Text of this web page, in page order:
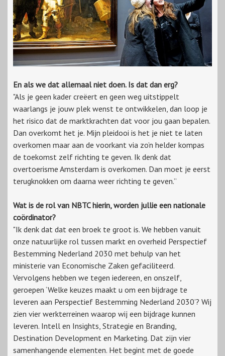
En als we dat allemaal niet doen. Is dat dan erg?
"Als je geen kader creëert en geen weg uitstippelt
waarlangs je jouw plek wenst te ontwikkelen, dan loop je
het risico dat de marktkrachten dat voor jou gaan bepalen.
Dan overkomt het je. Mijn pleidooi is het je niet te laten
overkomen maar aan de voorkant via zo’n helder kompas
de toekomst zelf richting te geven. Ik denk dat
overtoerisme Amsterdam is overkomen. Dan moet je eerst
terugknokken om daarna weer richting te geven.”
Wat is de rol van NBTC hierin, worden jullie een nationale
coördinator?
"Ik denk dat dat een broek te groot is. We hebben vanuit
onze natuurlijke rol tussen markt en overheid Perspectief
Bestemming Nederland 2030 met behulp van het
ministerie van Economische Zaken gefaciliteerd.
Vervolgens hebben we tegen iedereen, en onszelf,
geroepen ‘Welke keuzes maakt u om een bijdrage te
leveren aan Perspectief Bestemming Nederland 2030’? Wij
zien vier werkterreinen waarop wij een bijdrage kunnen
leveren. Intell en Insights, Strategie en Branding,
Destination Development en Marketing. Dat zijn vier
samenhangende elementen. Het begint met de goede